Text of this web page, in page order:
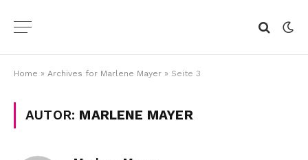
Home » Archives for Marlene Mayer » Seite 3
AUTOR: MARLENE MAYER